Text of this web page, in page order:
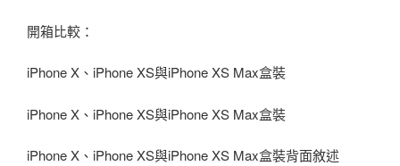
開箱比較：
iPhone X、iPhone XS與iPhone XS Max盒裝
iPhone X、iPhone XS與iPhone XS Max盒裝
iPhone X、iPhone XS與iPhone XS Max盒裝背面敘述